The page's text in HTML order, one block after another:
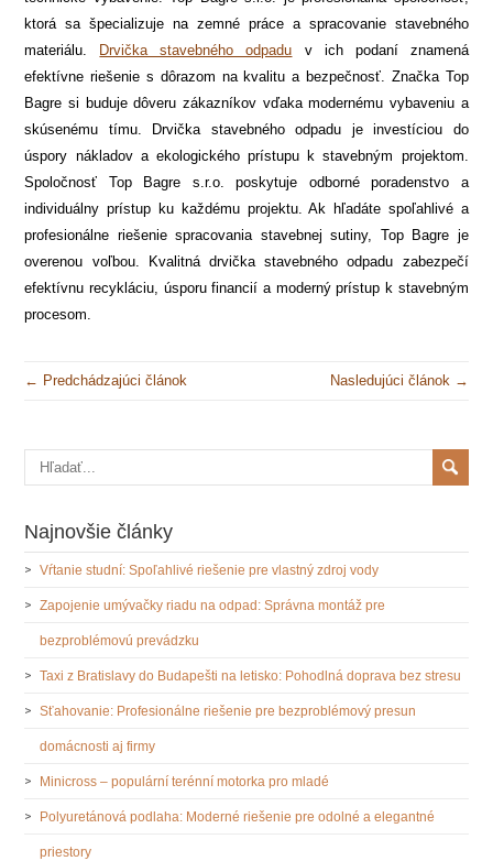
ktorá sa špecializuje na zemné práce a spracovanie stavebného
materiálu.
Drvička stavebného odpadu v ich podaní znamená
efektívne riešenie s dôrazom na kvalitu a bezpečnosť. Značka Top
Bagre si buduje dôveru zákazníkov vďaka modernému vybaveniu a
skúsenému tímu. Drvička stavebného odpadu je investíciou do
úspory nákladov a ekologického prístupu k stavebným projektom.
Spoločnosť Top Bagre s.r.o. poskytuje odborné poradenstvo a
individuálny prístup ku každému projektu. Ak hľadáte spoľahlivé a
profesionálne riešenie spracovania stavebnej sutiny, Top Bagre je
overenou voľbou. Kvalitná drvička stavebného odpadu zabezpečí
efektívnu recykláciu, úsporu financií a moderný prístup k stavebným
procesom.
← Predchádzajúci článok Nasledujúci článok →
Najnovšie články
Vŕtanie studní: Spoľahlivé riešenie pre vlastný zdroj vody
Zapojenie umývačky riadu na odpad: Správna montáž pre
bezproblémovú prevádzku
Taxi z Bratislavy do Budapešti na letisko: Pohodlná doprava bez stresu
Sťahovanie: Profesionálne riešenie pre bezproblémový presun
domácnosti aj firmy
Minicross – populární terénní motorka pro mladé
Polyuretánová podlaha: Moderné riešenie pre odolné a elegantné
priestory